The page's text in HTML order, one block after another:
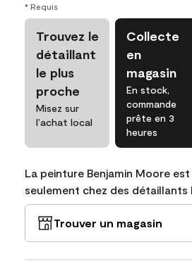
* Requis
Trouvez le
détaillant
le plus
proche
Misez sur
l’achat local
Collecte
en
magasin
En stock,
commande
prête en 3
heures
La peinture Benjamin Moore
seulement chez des détaillants
Trouver un magasin